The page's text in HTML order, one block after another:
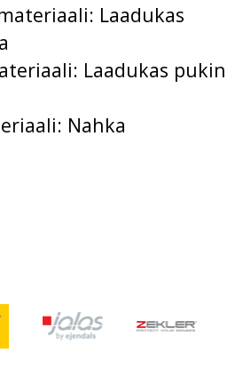
Laadukas
Laadukas pukin
Nahka